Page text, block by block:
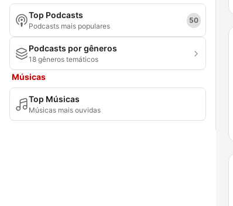
Top Podcasts
Podcasts mais populares
50
Podcasts por gêneros
18 gêneros temáticos
Músicas
Top Músicas
Músicas mais ouvidas